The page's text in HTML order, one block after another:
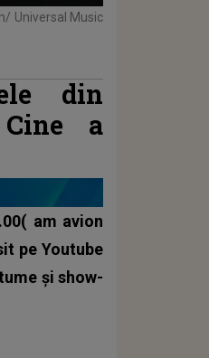
Universal Music
din
a
am avion
pe Youtube
și show-